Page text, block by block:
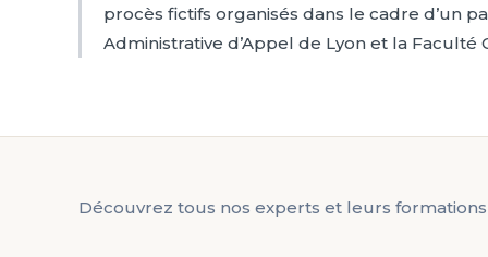
procès fictifs organisés dans le cadre d’un
Administrative d’Appel de Lyon et la Faculté
Découvrez tous nos experts et leurs formations